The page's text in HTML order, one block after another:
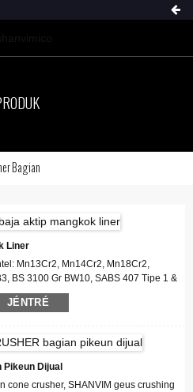
Bagian
Liner
Mn13Cr2, Mn14Cr2, Mn18Cr2,
BS 3100 Gr BW10, SABS 407 Tipe 1 &
SABS 407 Tipe 4, ASTM A128 Gr E,
liner boga hirup layanan 30%
baja mangan tinggi tradisional!
JÉNTRÉ
Pikeun Dijual
cone crusher, SHANVIM geus crushing